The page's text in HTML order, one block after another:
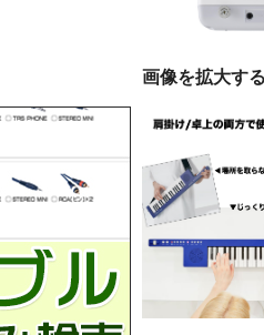
画像を拡大する